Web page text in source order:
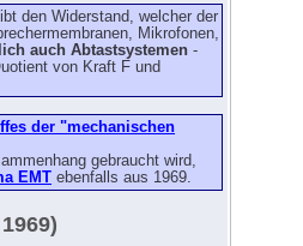
den Widerstand, welcher der
Mikrofonen,
auch Abtastsystemen -
von Kraft F und
der "mechanischen
gebraucht wird,
EMT ebenfalls aus 1969.